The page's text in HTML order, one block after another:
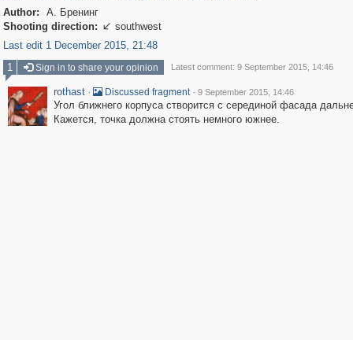
Author:
А. Бренинг
Shooting direction:  southwest
Last edit 1 December 2015, 21:48
1
Sign in to share your opinion Latest comment: 9 September 2015, 14:46
rothast · Discussed fragment · 9 September 2015, 14:46
Угол ближнего корпуса створится с серединой фасада
Кажется, точка должна стоять немного южнее.